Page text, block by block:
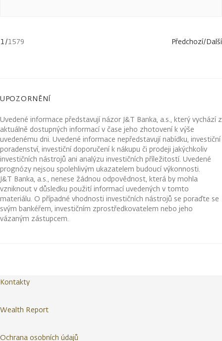
1/1579 Předchozí/Další
UPOZORNĚNÍ
Uvedené informace představují názor J&T Banka, a.s., který vychází z
aktuálně dostupných informací v čase jeho zhotovení k výše
uvedenému dni. Uvedené informace nepředstavují nabídku, investiční
poradenství, investiční doporučení k nákupu či prodeji jakýchkoliv
investičních nástrojů ani analýzu investičních příležitostí. Uvedené
prognózy nejsou spolehlivým ukazatelem budoucí výkonnosti.
J&T Banka, a.s., nenese žádnou odpovědnost, která by mohla
vzniknout v důsledku použití informací uvedených v tomto
materiálu. O případné vhodnosti investičních nástrojů se poraďte se
svým bankéřem, investičním zprostředkovatelem nebo jeho
vázaným zástupcem.
Kontakty
Wealth Report
Ochrana osobních údajů